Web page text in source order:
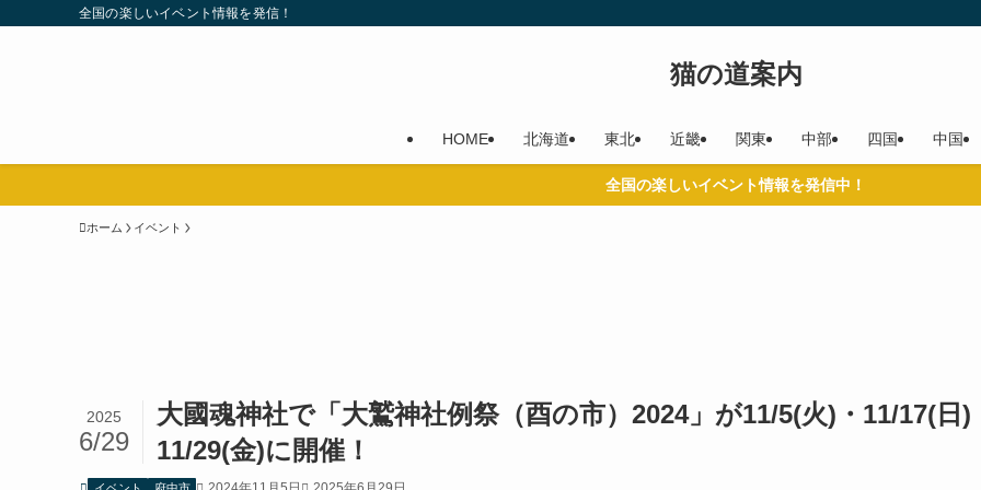
全国の楽しいイベント情報を発信！
猫の道案内
HOME 北海道 東北 近畿 関東 中部 四国 中国
全国の楽しいイベント情報を発信中！
ホーム イベント
大國魂神社で「大鷲神社例祭（酉の市）2024」が11/5(火)・11/17(日)
11/29(金)に開催！
2025
6/29